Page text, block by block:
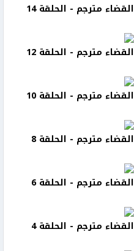
القضاء مترجم - الحلقة 14
القضاء مترجم - الحلقة 12
القضاء مترجم - الحلقة 10
القضاء مترجم - الحلقة 8
القضاء مترجم - الحلقة 6
القضاء مترجم - الحلقة 4